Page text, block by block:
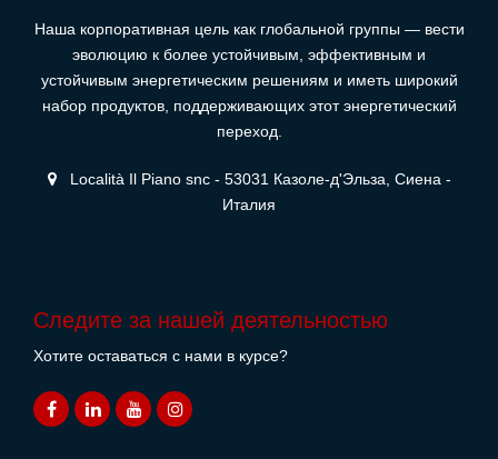
Наша корпоративная цель как глобальной группы — вести
эволюцию к более устойчивым, эффективным и
устойчивым энергетическим решениям и иметь широкий
набор продуктов, поддерживающих этот энергетический
переход.
Località Il Piano snc - 53031 Казоле-д'Эльза, Сиена -
Италия
Следите за нашей деятельностью
Хотите оставаться с нами в курсе?